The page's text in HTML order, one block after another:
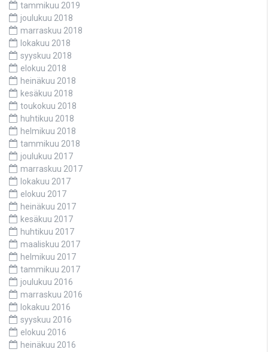
tammikuu 2019
joulukuu 2018
marraskuu 2018
lokakuu 2018
syyskuu 2018
elokuu 2018
heinäkuu 2018
kesäkuu 2018
toukokuu 2018
huhtikuu 2018
helmikuu 2018
tammikuu 2018
joulukuu 2017
marraskuu 2017
lokakuu 2017
elokuu 2017
heinäkuu 2017
kesäkuu 2017
huhtikuu 2017
maaliskuu 2017
helmikuu 2017
tammikuu 2017
joulukuu 2016
marraskuu 2016
lokakuu 2016
syyskuu 2016
elokuu 2016
heinäkuu 2016